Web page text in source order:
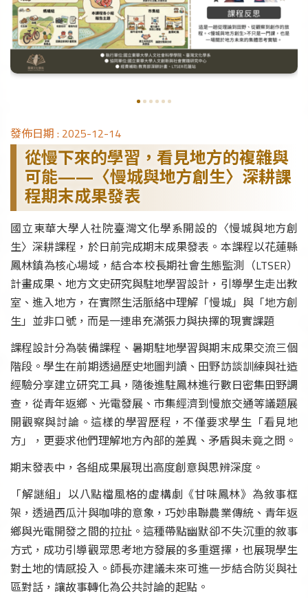
發佈日期 : 2025-12-14
從慢下來的學習，看見地方的複雜與
可能——〈慢城與地方創生〉深耕課
程期末成果發表
國立東華大學人社院臺灣文化學系開設的〈慢城與地方創
生〉深耕課程，於日前完成期末成果發表。本課程以花蓮縣
鳳林鎮為核心場域，結合本校長期社會生態監測（LTSER）
計畫成果、地方文史研究與駐地學習設計，引導學生走出教
室、進入地方，在實際生活脈絡中理解「慢城」與「地方創
生」並非口號，而是一連串充滿張力與抉擇的現實課題
課程設計分為裝備課程、暑期駐地學習與期末成果交流三個
階段。學生在前期透過歷史地圖判讀、田野訪談訓練與社造
經驗分享建立研究工具，隨後進駐鳳林進行數日密集田野調
查，從青年返鄉、光電發展、市集經濟到慢旅交通等議題展
開觀察與討論。這樣的學習歷程，不僅要求學生「看見地
方」，更要求他們理解地方內部的差異、矛盾與未竟之問。
期末發表中，各組成果展現出高度創意與思辨深度。
「解謎組」以八點檔風格的虛構劇《甘味鳳林》為敘事框
架，透過西瓜汁與咖啡的意象，巧妙串聯農業傳統、青年返
鄉與光電開發之間的拉扯。這種帶點幽默卻不失沉重的敘事
方式，成功引導觀眾思考地方發展的多重選擇，也展現學生
對土地的情感投入。師長亦建議未來可進一步結合防災與社
區對話，讓故事轉化為公共討論的起點。